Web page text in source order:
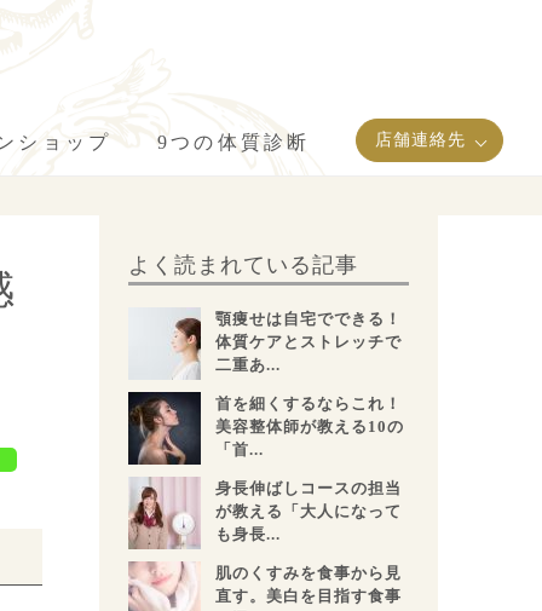
ショップ 9つの体質診断 店舗連絡先
よく読まれている記事
顎痩せは自宅でできる！
体質ケアとストレッチで
二重あ...
首を細くするならこれ！
美容整体師が教える10の
「首...
身長伸ばしコースの担当
が教える「大人になって
も身長...
肌のくすみを食事から見
直す。美白を目指す食事